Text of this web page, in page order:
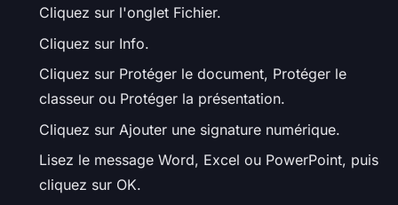
Cliquez sur l'onglet Fichier.
Cliquez sur Info.
Cliquez sur Protéger le document, Protéger le
classeur ou Protéger la présentation.
Cliquez sur Ajouter une signature numérique.
Lisez le message Word, Excel ou PowerPoint, puis
cliquez sur OK.